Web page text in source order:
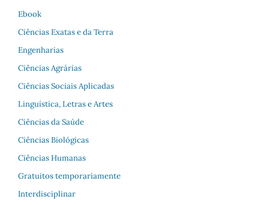
Ebook
Ciências Exatas e da Terra
Engenharias
Ciências Agrárias
Ciências Sociais Aplicadas
Linguística, Letras e Artes
Ciências da Saúde
Ciências Biológicas
Ciências Humanas
Gratuitos temporariamente
Interdisciplinar